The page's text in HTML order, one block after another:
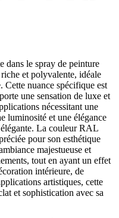
dans le spray de peinture
et polyvalente, idéale
Cette nuance spécifique est
une sensation de luxe et
nécessitant une
luminosité et une élégance
La couleur RAL
pour son esthétique
majestueuse et
tout en ayant un effet
intérieure, de
artistiques, cette
et sophistication avec sa